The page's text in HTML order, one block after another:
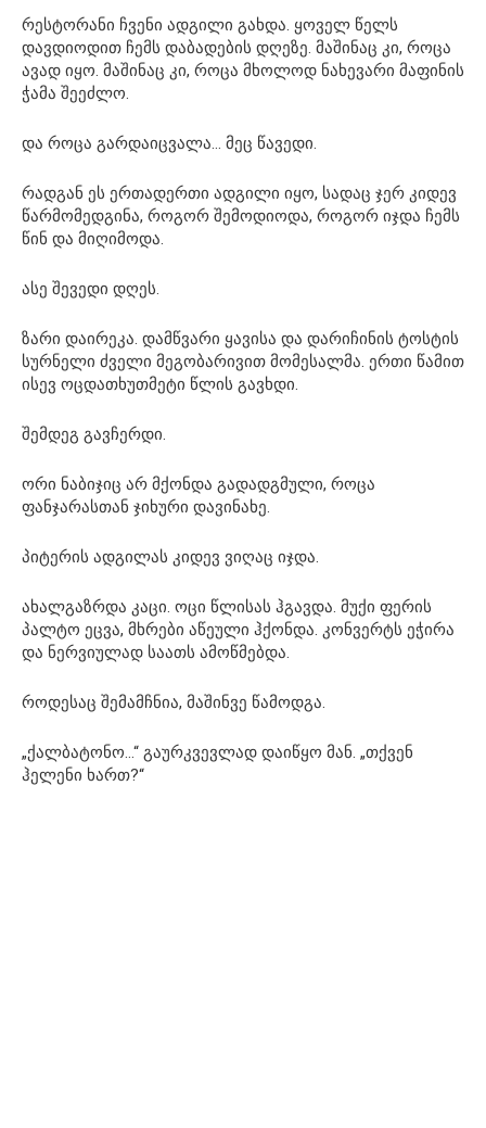
რესტორანი ჩვენი ადგილი გახდა. ყოველ წელს
დავდიოდით ჩემს დაბადების დღეზე. მაშინაც კი, როცა
ავად იყო. მაშინაც კი, როცა მხოლოდ ნახევარი მაფინის
ჭამა შეეძლო.
და როცა გარდაიცვალა… მეც წავედი.
რადგან ეს ერთადერთი ადგილი იყო, სადაც ჯერ კიდევ
წარმომედგინა, როგორ შემოდიოდა, როგორ იჯდა ჩემს
წინ და მიღიმოდა.
ასე შევედი დღეს.
ზარი დაირეკა. დამწვარი ყავისა და დარიჩინის ტოსტის
სურნელი ძველი მეგობარივით მომესალმა. ერთი წამით
ისევ ოცდათხუთმეტი წლის გავხდი.
შემდეგ გავჩერდი.
ორი ნაბიჯიც არ მქონდა გადადგმული, როცა
ფანჯარასთან ჯიხური დავინახე.
პიტერის ადგილას კიდევ ვიღაც იჯდა.
ახალგაზრდა კაცი. ოცი წლისას ჰგავდა. მუქი ფერის
პალტო ეცვა, მხრები აწეული ჰქონდა. კონვერტს ეჭირა
და ნერვიულად საათს ამოწმებდა.
როდესაც შემამჩნია, მაშინვე წამოდგა.
„ქალბატონო…“ გაურკვევლად დაიწყო მან. „თქვენ
ჰელენი ხართ?“